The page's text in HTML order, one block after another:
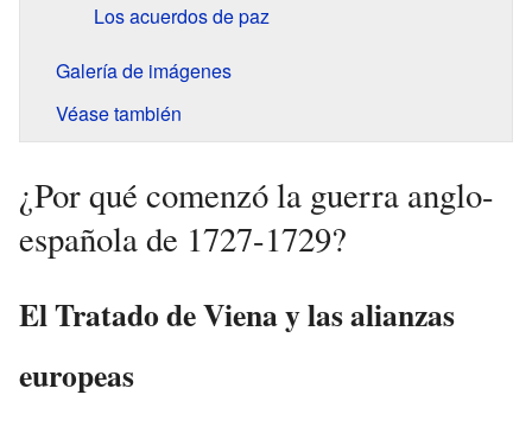
Los acuerdos de paz
Galería de imágenes
Véase también
¿Por qué comenzó la guerra anglo-
española de 1727-1729?
El Tratado de Viena y las alianzas
europeas